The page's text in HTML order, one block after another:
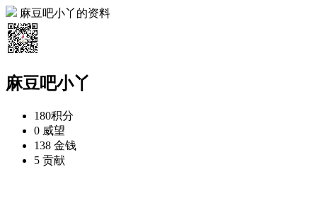
麻豆吧小丫的资料
麻豆吧小丫
180积分
0 威望
138 金钱
5 贡献